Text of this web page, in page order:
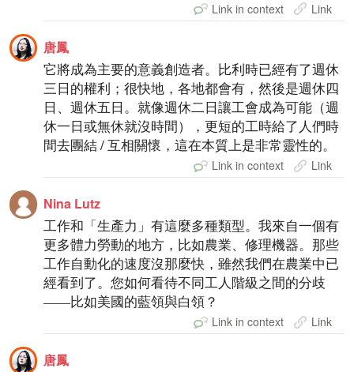
Link in context Link
唐鳳
它將成為主要的意義創造者。比利時已經有了週休
三日的權利；很快地，各地都會有，然後是週休四
日、週休五日。就像週休二日讓工會成為可能（週
休一日或無休就沒時間），更短的工時給了人們時
間去團結 / 互相關懷，這在本質上是非常靈性的。
Link in context Link
Nina Lutz
工作和「生產力」有這麼多種類型。我來自一個有
更多體力勞動的地方，比如農業、修理機器。那些
工作自動化的速度沒那麼快，雖然我們在農業中已
經看到了。您如何看待不同工人階級之間的分歧
——比如美國的藍領與白領？
Link in context Link
唐鳳